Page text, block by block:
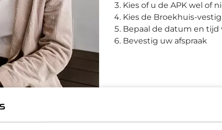
Kies of u de APK wel of
Kies de Broekhuis-
Bepaal de datum en tijd
Bevestig uw afspraak